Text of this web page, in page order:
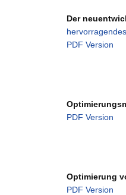
Der
PDF Version
PDF Version
Optimierung
PDF Version